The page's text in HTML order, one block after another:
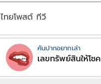
ไทยโพสต์ ทีวี
คันปากอยากเล่า
เลขทรัพย์สินให้โชค